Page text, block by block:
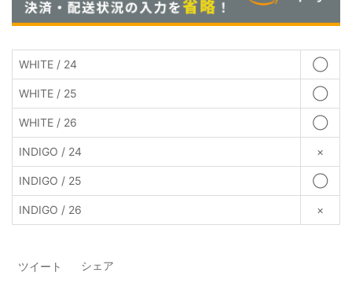
WHITE / 24 ◯
WHITE / 25 ◯
WHITE / 26 ◯
INDIGO / 24 ×
INDIGO / 25 ◯
INDIGO / 26 ×
ツイート シェア